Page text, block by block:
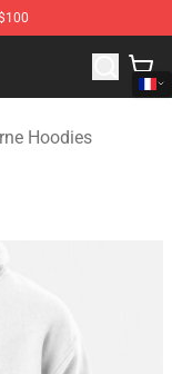
Merchandise
Hoodies